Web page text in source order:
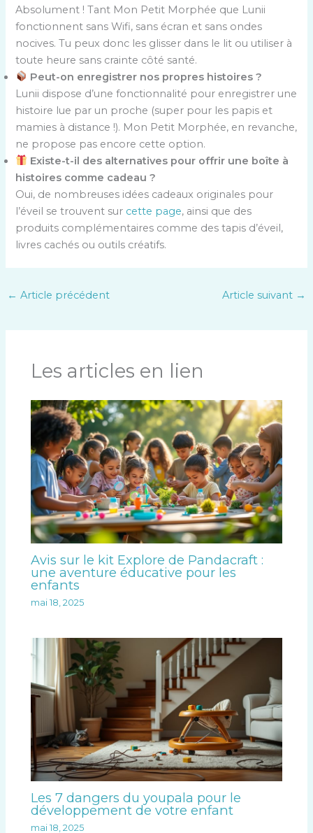
Absolument ! Tant Mon Petit Morphée que Lunii
fonctionnent sans Wifi, sans écran et sans ondes
nocives. Tu peux donc les glisser dans le lit ou utiliser à
toute heure sans crainte côté santé.
Peut-on enregistrer nos propres histoires ?
Lunii dispose d’une fonctionnalité pour enregistrer une
histoire lue par un proche (super pour les papis et
mamies à distance !). Mon Petit Morphée, en revanche,
ne propose pas encore cette option.
Existe-t-il des alternatives pour offrir une boîte à
histoires comme cadeau ?
Oui, de nombreuses idées cadeaux originales pour
l’éveil se trouvent sur cette page, ainsi que des
produits complémentaires comme des tapis d’éveil,
livres cachés ou outils créatifs.
← Article précédent Article suivant →
Les articles en lien
Avis sur le kit Explore de Pandacraft :
une aventure éducative pour les
enfants
mai 18, 2025
Les 7 dangers du youpala pour le
développement de votre enfant
mai 18, 2025